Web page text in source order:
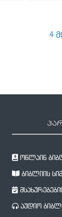
4
ონლაინ
ბიბლიის
აუდიო